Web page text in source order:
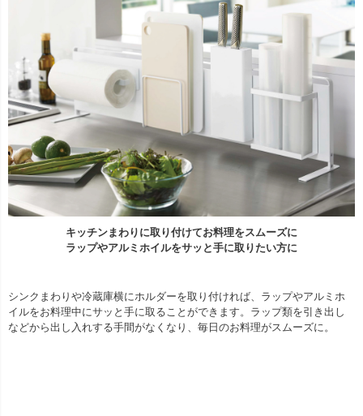
キッチンまわりに取り付けてお料理をスムーズに
ラップやアルミホイルをサッと手に取りたい方に
シンクまわりや冷蔵庫横にホルダーを取り付ければ、ラップやアルミホ
イルをお料理中にサッと手に取ることができます。ラップ類を引き出し
などから出し入れする手間がなくなり、毎日のお料理がスムーズに。